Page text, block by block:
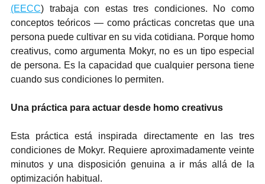
(EECC) trabaja con estas tres condiciones. No como
conceptos teóricos — como prácticas concretas que una
persona puede cultivar en su vida cotidiana. Porque homo
creativus, como argumenta Mokyr, no es un tipo especial
de persona. Es la capacidad que cualquier persona tiene
cuando sus condiciones lo permiten.
Una práctica para actuar desde homo creativus
Esta práctica está inspirada directamente en las tres
condiciones de Mokyr. Requiere aproximadamente veinte
minutos y una disposición genuina a ir más allá de la
optimización habitual.